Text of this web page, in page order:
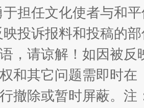
于担任文化使者与和
投诉报料和投稿的
，请谅解！如因被
和其它问题需即时在
撤除或暂时屏蔽。